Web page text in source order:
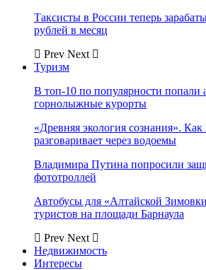
Таксисты в России теперь
рублей в месяц
Prev Next
Туризм
В топ-10 по популярности попали
горнолыжные курорты
«Древняя экология сознания».
разговаривает через водоемы
Владимира Путина попросили
фототроллей
Автобусы для «Алтайской
туристов на площади Барнаула
Prev Next
Недвижимость
Интересы